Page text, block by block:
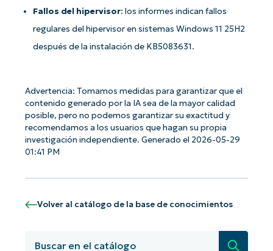
Fallos del hipervisor: los informes indican fallos
regulares del hipervisor en sistemas Windows 11 25H2
después de la instalación de KB5083631.
Advertencia: Tomamos medidas para garantizar que el
contenido generado por la IA sea de la mayor calidad
posible, pero no podemos garantizar su exactitud y
recomendamos a los usuarios que hagan su propia
investigación independiente. Generado el 2026-05-29
01:41 PM
Volver al catálogo de la base de conocimientos